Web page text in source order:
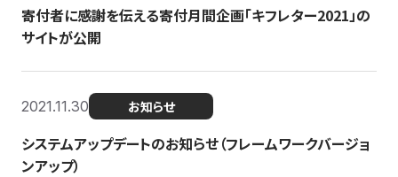
寄付者に感謝を伝える寄付月間企画「キフレター2021」の
サイトが公開
2021.11.30 お知らせ
システムアップデートのお知らせ（フレームワークバージョ
ンアップ）